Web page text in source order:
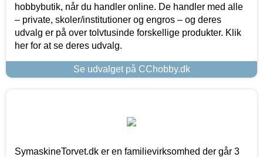
hobbybutik, når du handler online. De handler med alle
– private, skoler/institutioner og engros – og deres
udvalg er på over tolvtusinde forskellige produkter. Klik
her for at se deres udvalg.
Se udvalget på CChobby.dk
SymaskineTorvet.dk er en familievirksomhed der går 3